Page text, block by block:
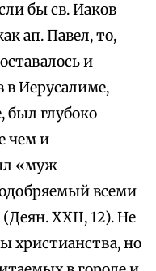
бы св. Иаков
ап. Павел, то,
и
в Иерусалиме,
был глубоко
чем и
«муж
всеми
XXII, 12). Не
христианства, но